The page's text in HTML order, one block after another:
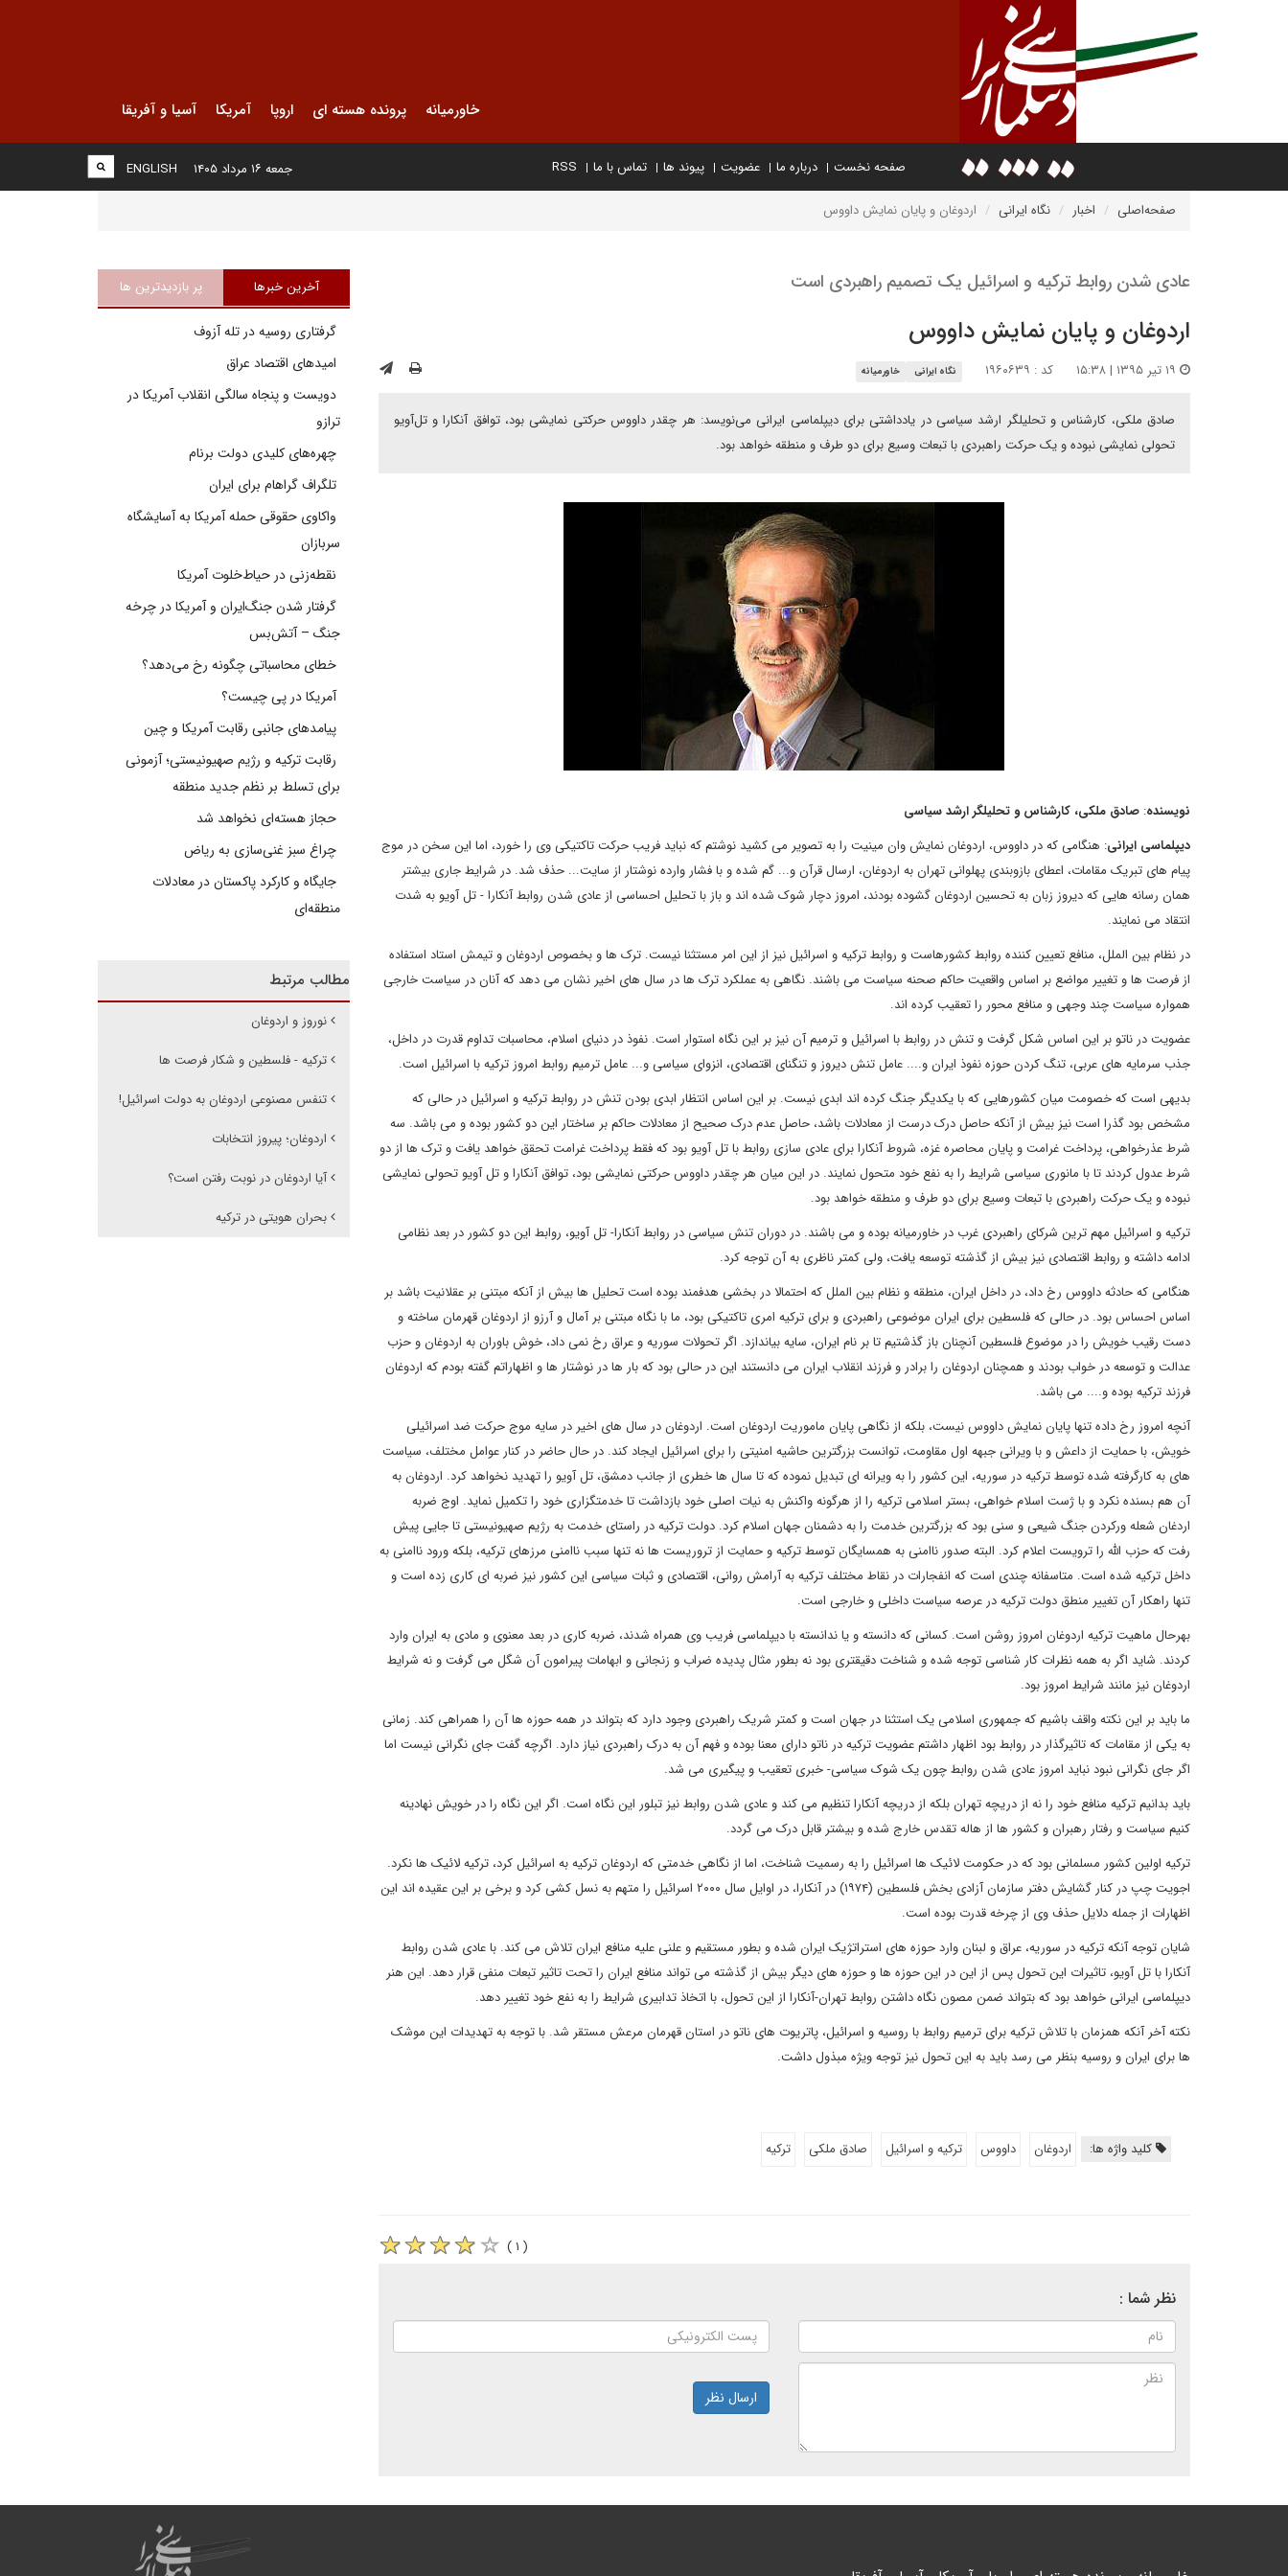
خاورمیانه پرونده هسته ای اروپا آمریکا آسیا و آفریقا
صفحه نخست درباره ما عضویت پیوند ها تماس با ما RSS
ENGLISH جمعه ۱۶ مرداد ۱۴۰۵
صفحه‌اصلی اخبار نگاه ایرانی اردوغان و پایان نمایش داووس
عادی شدن روابط ترکیه و اسرائیل یک تصمیم راهبردی است
اردوغان و پایان نمایش داووس
کد : ۱۹۶۰۶۳۹ نگاه ایرانی خاورمیانه
صادق ملکی، کارشناس و تحلیلگر ارشد سیاسی در یادداشتی برای دیپلماسی ایرانی می‌نویسد: هر چقدر داووس حرکتی نمایشی بود، توافق آنکارا و تل‌آویو
تحولی نمایشی نبوده و یک حرکت راهبردی با تبعات وسیع برای دو طرف و منطقه خواهد بود.
نویسنده: صادق ملکی، کارشناس و تحلیلگر ارشد سیاسی
دیپلماسی ایرانی: هنگامی که در داووس، اردوغان نمایش وان مینیت را به تصویر می کشید نوشتم که نباید فریب حرکت تاکتیکی وی را خورد، اما این سخن در موج
پیام های تبریک مقامات، اعطای بازوبندی پهلوانی تهران به اردوغان، ارسال قرآن و... گم شده و با فشار وارده نوشتار از سایت... حذف شد. در شرایط جاری بیشتر
همان رسانه هایی که دیروز زبان به تحسین اردوغان گشوده بودند، امروز دچار شوک شده اند و باز با تحلیل احساسی از عادی شدن روابط آنکارا - تل آویو به شدت
انتقاد می نمایند.
در نظام بین الملل، منافع تعیین کننده روابط کشورهاست و روابط ترکیه و اسرائیل نیز از این امر مستثنا نیست. ترک ها و بخصوص اردوغان و تیمش استاد استفاده
از فرصت ها و تغییر مواضع بر اساس واقعیت حاکم صحنه سیاست می باشند. نگاهی به عملکرد ترک ها در سال های اخیر نشان می دهد که آنان در سیاست خارجی
همواره سیاست چند وجهی و منافع محور را تعقیب کرده اند.
عضویت در ناتو بر این اساس شکل گرفت و تنش در روابط با اسرائیل و ترمیم آن نیز بر این نگاه استوار است. نفوذ در دنیای اسلام، محاسبات تداوم قدرت در داخل،
جذب سرمایه های عربی، تنگ کردن حوزه نفوذ ایران و.... عامل تنش دیروز و تنگنای اقتصادی، انزوای سیاسی و... عامل ترمیم روابط امروز ترکیه با اسرائیل است.
بدیهی است که خصومت میان کشورهایی که با یکدیگر جنگ کرده اند ابدی نیست. بر این اساس انتظار ابدی بودن تنش در روابط ترکیه و اسرائیل در حالی که
مشخص بود گذرا است نیز بیش از آنکه حاصل درک درست از معادلات باشد، حاصل عدم درک صحیح از معادلات حاکم بر ساختار این دو کشور بوده و می باشد. سه
شرط عذرخواهی، پرداخت غرامت و پایان محاصره غزه، شروط آنکارا برای عادی سازی روابط با تل آویو بود که فقط پرداخت غرامت تحقق خواهد یافت و ترک ها از دو
شرط عدول کردند تا با مانوری سیاسی شرایط را به نفع خود متحول نمایند. در این میان هر چقدر داووس حرکتی نمایشی بود، توافق آنکارا و تل آویو تحولی نمایشی
نبوده و یک حرکت راهبردی با تبعات وسیع برای دو طرف و منطقه خواهد بود.
ترکیه و اسرائیل مهم ترین شرکای راهبردی غرب در خاورمیانه بوده و می باشند. در دوران تنش سیاسی در روابط آنکارا- تل آویو، روابط این دو کشور در بعد نظامی
ادامه داشته و روابط اقتصادی نیز بیش از گذشته توسعه یافت، ولی کمتر ناظری به آن توجه کرد.
هنگامی که حادثه داووس رخ داد، در داخل ایران، منطقه و نظام بین الملل که احتمالا در بخشی هدفمند بوده است تحلیل ها بیش از آنکه مبتنی بر عقلانیت باشد بر
اساس احساس بود. در حالی که فلسطین برای ایران موضوعی راهبردی و برای ترکیه امری تاکتیکی بود، ما با نگاه مبتنی بر آمال و آرزو از اردوغان قهرمان ساخته و
دست رقیب خویش را در موضوع فلسطین آنچنان باز گذشتیم تا بر نام ایران، سایه بیاندازد. اگر تحولات سوریه و عراق رخ نمی داد، خوش باوران به اردوغان و حزب
عدالت و توسعه در خواب بودند و همچنان اردوغان را برادر و فرزند انقلاب ایران می دانستند این در حالی بود که بار ها در نوشتار ها و اظهاراتم گفته بودم که اردوغان
فرزند ترکیه بوده و.... می باشد.
آنچه امروز رخ داده تنها پایان نمایش داووس نیست، بلکه از نگاهی پایان ماموریت اردوغان است. اردوغان در سال های اخیر در سایه موج حرکت ضد اسرائیلی
خویش، با حمایت از داعش و با ویرانی جبهه اول مقاومت، توانست بزرگترین حاشیه امنیتی را برای اسرائیل ایجاد کند. در حال حاضر در کنار عوامل مختلف، سیاست
های به کارگرفته شده توسط ترکیه در سوریه، این کشور را به ویرانه ای تبدیل نموده که تا سال ها خطری از جانب دمشق، تل آویو را تهدید نخواهد کرد. اردوغان به
آن هم بسنده نکرد و با ژست اسلام خواهی، بستر اسلامی ترکیه را از هرگونه واکنش به نیات اصلی خود بازداشت تا خدمتگزاری خود را تکمیل نماید. اوج ضربه
اردغان شعله ورکردن جنگ شیعی و سنی بود که بزرگترین خدمت را به دشمنان جهان اسلام کرد. دولت ترکیه در راستای خدمت به رژیم صهیونیستی تا جایی پیش
رفت که حزب الله را ترویست اعلام کرد. البته صدور ناامنی به همسایگان توسط ترکیه و حمایت از تروریست ها نه تنها سبب ناامنی مرزهای ترکیه، بلکه ورود ناامنی به
داخل ترکیه شده است. متاسفانه چندی است که انفجارات در نقاط مختلف ترکیه به آرامش روانی، اقتصادی و ثبات سیاسی این کشور نیز ضربه ای کاری زده است و
تنها راهکار آن تغییر منطق دولت ترکیه در عرصه سیاست داخلی و خارجی است.
بهرحال ماهیت ترکیه اردوغان امروز روشن است. کسانی که دانسته و یا ندانسته با دیپلماسی فریب وی همراه شدند، ضربه کاری در بعد معنوی و مادی به ایران وارد
کردند. شاید اگر به همه نظرات کار شناسی توجه شده و شناخت دقیقتری بود نه بطور مثال پدیده ضراب و زنجانی و ابهامات پیرامون آن شگل می گرفت و نه شرایط
اردوغان نیز مانند شرایط امروز بود.
ما باید بر این نکته واقف باشیم که جمهوری اسلامی یک استثنا در جهان است و کمتر شریک راهبردی وجود دارد که بتواند در همه حوزه ها آن را همراهی کند. زمانی
به یکی از مقامات که تاثیرگذار در روابط بود اظهار داشتم عضویت ترکیه در ناتو دارای معنا بوده و فهم آن به درک راهبردی نیاز دارد. اگرچه گفت جای نگرانی نیست اما
اگر جای نگرانی نبود نباید امروز عادی شدن روابط چون یک شوک سیاسی- خبری تعقیب و پیگیری می شد.
باید بدانیم ترکیه منافع خود را نه از دریچه تهران بلکه از دریچه آنکارا تنظیم می کند و عادی شدن روابط نیز تبلور این نگاه است. اگر این نگاه را در خویش نهادینه
کنیم سیاست و رفتار رهبران و کشور ها از هاله تقدس خارج شده و بیشتر قابل درک می گردد.
ترکیه اولین کشور مسلمانی بود که در حکومت لائیک ها اسرائیل را به رسمیت شناخت، اما از نگاهی خدمتی که اردوغان ترکیه به اسرائیل کرد، ترکیه لائیک ها نکرد.
اجویت چپ در کنار گشایش دفتر سازمان آزادی بخش فلسطین (۱۹۷۴) در آنکارا، در اوایل سال ۲۰۰۰ اسرائیل را متهم به نسل کشی کرد و برخی بر این عقیده اند این
اظهارات از جمله دلایل حذف وی از چرخه قدرت بوده است.
شایان توجه آنکه ترکیه در سوریه، عراق و لبنان وارد حوزه های استراتژیک ایران شده و بطور مستقیم و علنی علیه منافع ایران تلاش می کند. با عادی شدن روابط
آنکارا با تل آویو، تاثیرات این تحول پس از این در این حوزه ها و حوزه های دیگر بیش از گذشته می تواند منافع ایران را تحت تاثیر تبعات منفی قرار دهد. این هنر
دیپلماسی ایرانی خواهد بود که بتواند ضمن مصون نگاه داشتن روابط تهران-آنکارا از این تحول، با اتخاذ تدابیری شرایط را به نفع خود تغییر دهد.
نکته آخر آنکه همزمان با تلاش ترکیه برای ترمیم روابط با روسیه و اسرائیل، پاتریوت های ناتو در استان قهرمان مرعش مستقر شد. با توجه به تهدیدات این موشک
ها برای ایران و روسیه بنظر می رسد باید به این تحول نیز توجه ویژه مبذول داشت.
کلید واژه ها: اردوغان داووس ترکیه و اسرائیل صادق ملکی ترکیه
( ۱ )
نظر شما :
ارسال نظر
آخرین خبرها پر بازدیدترین ها
گرفتاری روسیه در تله آزوف
امیدهای اقتصاد عراق
دویست و پنجاه سالگی انقلاب آمریکا در
ترازو
چهره‌های کلیدی دولت برنام
تلگراف گراهام برای ایران
واکاوی حقوقی حمله آمریکا به آسایشگاه
سربازان
نقطه‌زنی در حیاط‌خلوت آمریکا
گرفتار شدن جنگ‌ایران و آمریکا در چرخه
جنگ – آتش‌بس
خطای محاسباتی چگونه رخ می‌دهد؟
آمریکا در پی چیست؟
پیامدهای جانبی رقابت آمریکا و چین
رقابت ترکیه و رژیم صهیونیستی؛ آزمونی
برای تسلط بر نظم جدید منطقه
حجاز هسته‌ای نخواهد شد
چراغ سبز غنی‌سازی به ریاض
جایگاه و کارکرد پاکستان در معادلات
منطقه‌ای
مطالب مرتبط
نوروز و اردوغان
ترکیه - فلسطین و شکار فرصت ها
تنفس مصنوعی اردوغان به دولت اسرائیل!
اردوغان؛ پیروز انتخابات
آیا اردوغان در نوبت رفتن است؟
بحران هویتی در ترکیه